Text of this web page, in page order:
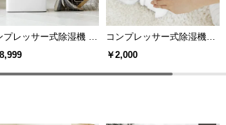
プレッサー式除湿機 16
応
コンプレッサー式除湿機yl0
01専用 交換用タンク
￥2,000